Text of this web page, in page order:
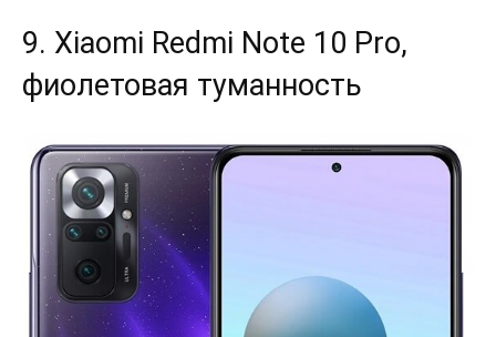
9. Xiaomi Redmi Note 10 Pro,
фиолетовая туманность